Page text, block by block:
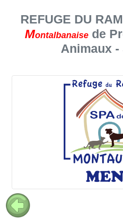
REFUGE DU
Montalbanaisede
Animaux -